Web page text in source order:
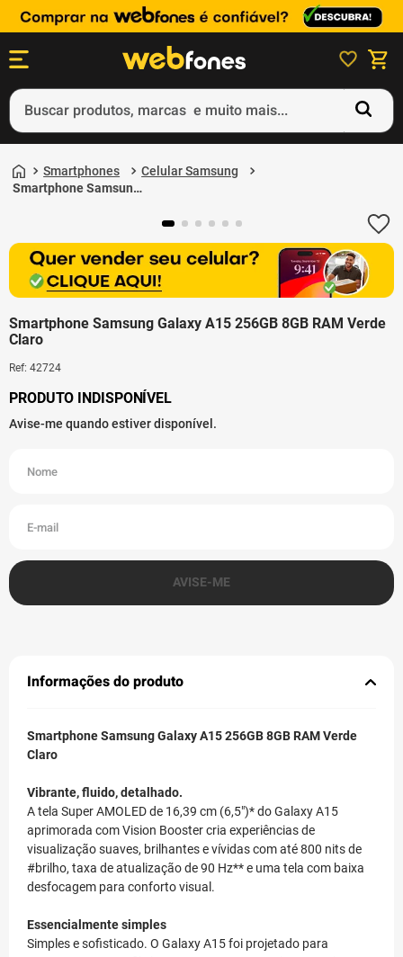
Buscar produtos, marcas e muito mais...
Smartphones
Celular Samsung
Smartphone Samsung
Smartphone Samsung Galaxy A15 256GB 8GB RAM Verde
Claro
Ref: 42724
Informações do produto
Smartphone Samsung Galaxy A15 256GB 8GB RAM Verde
Claro
Vibrante, fluido, detalhado.
A tela Super AMOLED de 16,39 cm (6,5")* do Galaxy A15
aprimorada com Vision Booster cria experiências de
visualização suaves, brilhantes e vívidas com até 800 nits de
#brilho, taxa de atualização de 90 Hz** e uma tela com baixa
desfocagem para conforto visual.
Essencialmente simples
Simples e sofisticado. O Galaxy A15 foi projetado para
2º
gift card
4º
smartphone
5º notebook